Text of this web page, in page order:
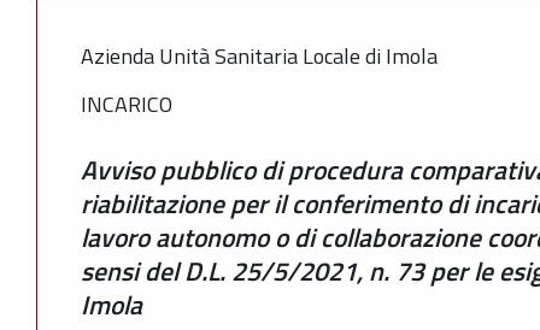
Azienda Unità Sanitaria Locale di Imola
INCARICO
Avviso pubblico di procedura
riabilitazione per il conferimento di
lavoro autonomo o di collaborazione
sensi del D.L. 25/5/2021, n. 73 per le
Imola